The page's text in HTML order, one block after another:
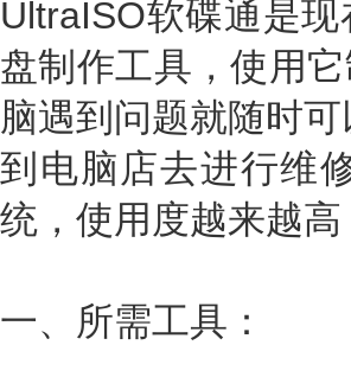
UltraISO软碟通是
盘制作工具，使用
脑遇到问题就随时
到电脑店去进行维
统，使用度越来越高
一、所需工具：